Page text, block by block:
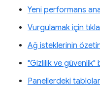
Yeni performans
Vurgulamak için
Ağ isteklerinin
"Gizlilik ve
Panellerdeki